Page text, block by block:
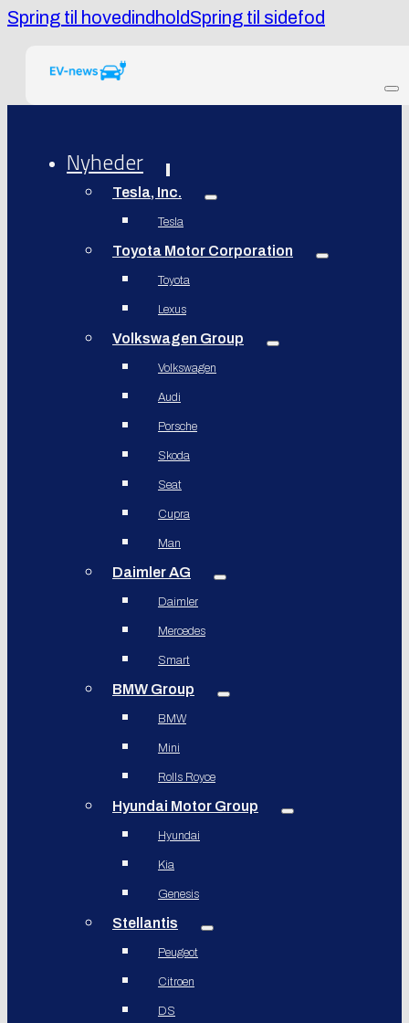
Spring til hovedindholdSpring til sidefod
Nyheder
Tesla, Inc.
Tesla
Toyota Motor Corporation
Toyota
Lexus
Volkswagen Group
Volkswagen
Audi
Porsche
Skoda
Seat
Cupra
Man
Daimler AG
Daimler
Mercedes
Smart
BMW Group
BMW
Mini
Rolls Royce
Hyundai Motor Group
Hyundai
Kia
Genesis
Stellantis
Peugeot
Citroen
DS